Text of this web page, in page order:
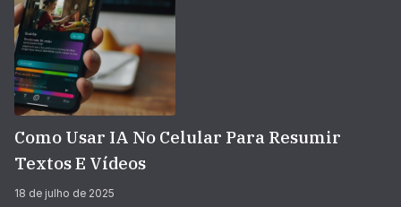
Como Usar IA No Celular Para Resumir
Textos E Vídeos
18 de julho de 2025